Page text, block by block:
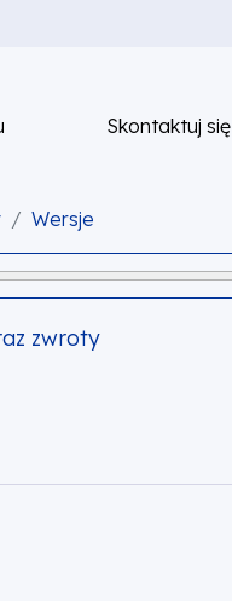
Skontaktuj się
Wersje
zwroty